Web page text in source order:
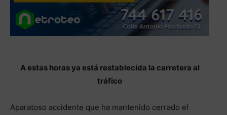
A estas horas ya está restablecida la carretera al
tráfico
Aparatoso accidente que ha mantenido cerrado el